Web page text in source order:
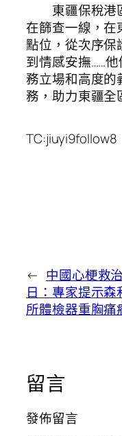
東疆保稅港
在篩查一線，在
點位，從次序
到情感安撫……
務立場和高度的
務，助力東疆全
TC:jiuyi9follow8
← 中國心梗救治
日：專家提示森
所體檢器重胸痛
留言
發佈留言